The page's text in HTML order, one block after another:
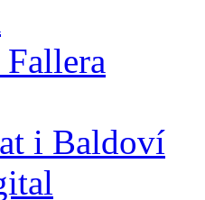
i Baldoví